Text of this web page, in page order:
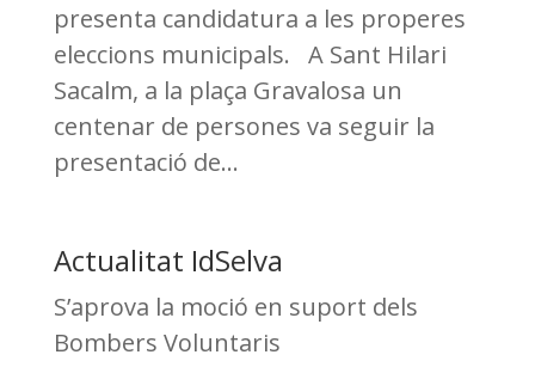
presenta candidatura a les properes
eleccions municipals. A Sant Hilari
Sacalm, a la plaça Gravalosa un
centenar de persones va seguir la
presentació de...
Actualitat IdSelva
S’aprova la moció en suport dels
Bombers Voluntaris